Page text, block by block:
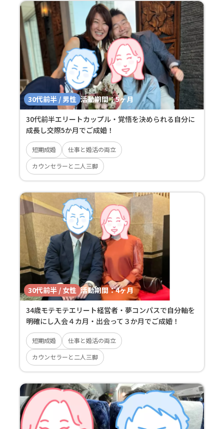
30代前半 / 男性 活動期間：5ヶ月
30代前半エリートカップル・覚悟を決められる自分に
成長し交際5か月でご成婚！
短期成婚
仕事と婚活の両立
カウンセラーと二人三脚
30代前半 / 女性 活動期間：4ヶ月
34歳モテモテエリート経営者・夢コンパスで自分軸を
明確にし入会４カ月・出会って３か月でご成婚！
短期成婚
仕事と婚活の両立
カウンセラーと二人三脚